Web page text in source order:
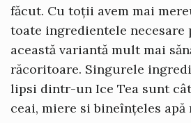
făcut. Cu toții avem mai
toate ingredientele necesare
această variantă mult mai
răcoritoare. Singurele
lipsi dintr-un Ice Tea sunt
ceai, miere si bineînțeles apă